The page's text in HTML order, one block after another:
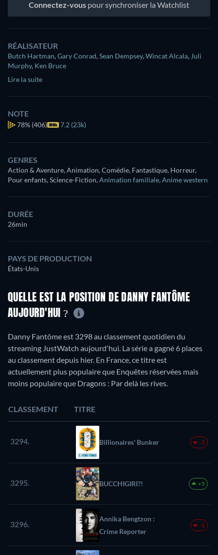
Connectez-vous pour synchroniser la Watchlist
RÉALISATEUR
Butch Hartman,Gary Conrad,Sean Dempsey,Wincat Alcala, Juli
Murphy, Ken Bruce
Lire la suite
NOTE
78% (406) 7.2 (23k)
GENRES
Action & Aventure, Animation, Comédie, Fantastique, Horreur,
Pour enfants, Science-Fiction,Animation familiale, Anime western
DURÉE
26min
PAYS DE PRODUCTION
États-Unis
QUELLE EST LA POSITION DE DANNY FANTÔME
AUJOURD'HUI ?
Danny Fantôme est 3298 au classement quotidien du
streaming JustWatch aujourd'hui. La série a gagné 6 places
au classement depuis hier. En France, ce titre est
actuellement plus populaire que Enquêtes réservées mais
moins populaire que Dragons : Par delà les rives.
CLASSEMENT TITRE
3294. Billionaires' Bunker -2
3295. BUCCHIGIRI?! +5
3296.
Annika Bengtzon :
Crime Reporter
-2